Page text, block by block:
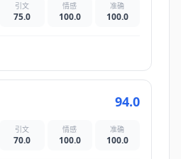
引文
75.0
情感
100.0
准确
100.0
94.0
引文
70.0
情感
100.0
准确
100.0